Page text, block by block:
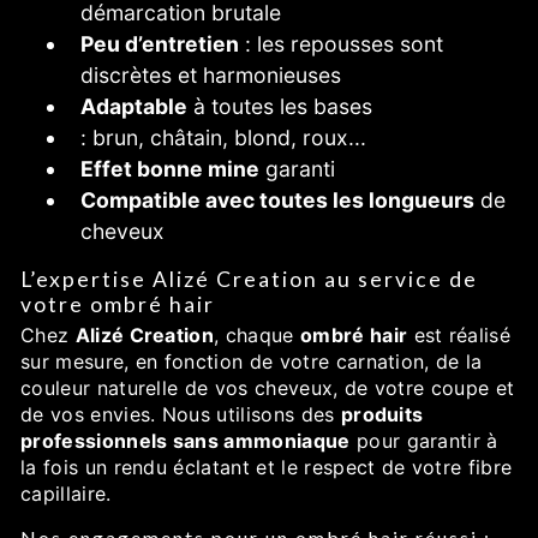
démarcation brutale
Peu d’entretien : les repousses sont
discrètes et harmonieuses
Adaptable à toutes les bases
: brun, châtain, blond, roux...
Effet bonne mine garanti
Compatible avec toutes les longueurs de
cheveux
L’expertise Alizé Creation au service de
votre ombré hair
Chez Alizé Creation, chaque ombré hair est réalisé
sur mesure, en fonction de votre carnation, de la
couleur naturelle de vos cheveux, de votre coupe et
de vos envies. Nous utilisons des produits
professionnels sans ammoniaque pour garantir à
la fois un rendu éclatant et le respect de votre fibre
capillaire.